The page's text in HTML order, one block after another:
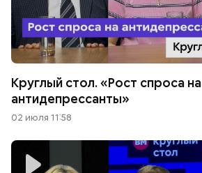
Круглый стол. «Рост спроса на
антидепрессанты»
02 июля 11:58